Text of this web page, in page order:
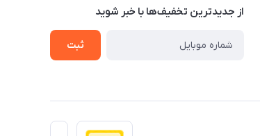
از جدید‌ترین تخفیف‌ها با‌ خبر شوید
ثبت